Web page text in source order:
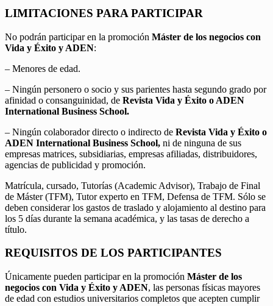
LIMITACIONES PARA PARTICIPAR
No podrán participar en la promoción Máster de los negocios con
Vida y Éxito y ADEN:
– Menores de edad.
– Ningún personero o socio y sus parientes hasta segundo grado por
afinidad o consanguinidad, de Revista Vida y Éxito o ADEN
International Business School.
– Ningún colaborador directo o indirecto de Revista Vida y Éxito o
ADEN International Business School, ni de ninguna de sus
empresas matrices, subsidiarias, empresas afiliadas, distribuidores,
agencias de publicidad y promoción.
Matrícula, cursado, Tutorías (Academic Advisor), Trabajo de Final
de Máster (TFM), Tutor experto en TFM, Defensa de TFM. Sólo se
deben considerar los gastos de traslado y alojamiento al destino para
los 5 días durante la semana académica, y las tasas de derecho a
título.
REQUISITOS DE LOS PARTICIPANTES
Únicamente pueden participar en la promoción Máster de los
negocios con Vida y Éxito y ADEN, las personas físicas mayores
de edad con estudios universitarios completos que acepten cumplir